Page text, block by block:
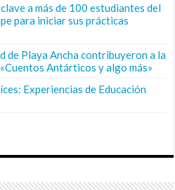
a más de 100 estudiantes del
para iniciar sus prácticas
de Playa Ancha contribuyeron a la
Antárticos y algo más»
Experiencias de Educación